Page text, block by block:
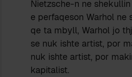
Nietzsche-n ne
e perfaqeson Warhol ne
qe ta mbyll, Warhol jo
se nuk ishte artist, por
nuk ishte artist, por
kapitalist.